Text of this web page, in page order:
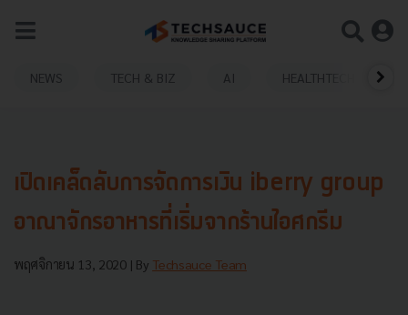
NEWS TECH & BIZ AI HEALTHTECH
เปิดเคล็ดลับการจัดการเงิน iberry group
อาณาจักรอาหารที่เริ่มจากร้านไอศกรีม
พฤศจิกายน 13, 2020 | By Techsauce Team